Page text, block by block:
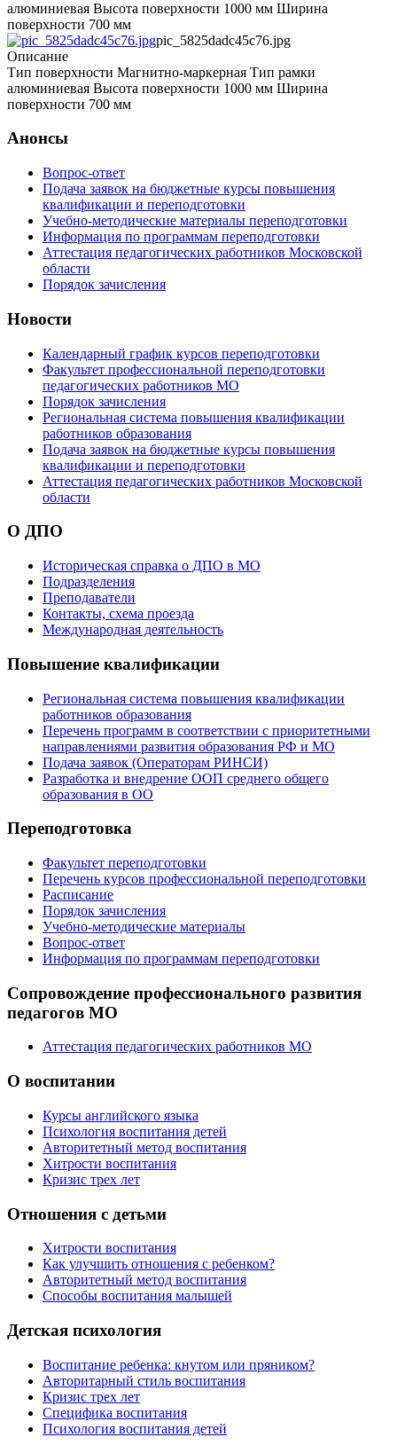
алюминиевая Высота поверхности 1000 мм Ширина
поверхности 700 мм
pic_5825dadc45c76.jpg
Описание
Тип поверхности Магнитно-маркерная Тип рамки
алюминиевая Высота поверхности 1000 мм Ширина
поверхности 700 мм
Анонсы
Вопрос-ответ
Подача заявок на бюджетные курсы повышения
квалификации и переподготовки
Учебно-методические материалы переподготовки
Информация по программам переподготовки
Аттестация педагогических работников Московской
области
Порядок зачисления
Новости
Календарный график курсов переподготовки
Факультет профессиональной переподготовки
педагогических работников МО
Порядок зачисления
Региональная система повышения квалификации
работников образования
Подача заявок на бюджетные курсы повышения
квалификации и переподготовки
Аттестация педагогических работников Московской
области
О ДПО
Историческая справка о ДПО в МО
Подразделения
Преподаватели
Контакты, схема проезда
Международная деятельность
Повышение квалификации
Региональная система повышения квалификации
работников образования
Перечень программ в соответствии с приоритетными
направлениями развития образования РФ и МО
Подача заявок (Операторам РИНСИ)
Разработка и внедрение ООП среднего общего
образования в ОО
Переподготовка
Факультет переподготовки
Перечень курсов профессиональной переподготовки
Расписание
Порядок зачисления
Учебно-методические материалы
Вопрос-ответ
Информация по программам переподготовки
Сопровождение профессионального развития
педагогов МО
Аттестация педагогических работников МО
О воспитании
Курсы английского языка
Психология воспитания детей
Авторитетный метод воспитания
Хитрости воспитания
Кризис трех лет
Отношения с детьми
Хитрости воспитания
Как улучшить отношения с ребенком?
Авторитетный метод воспитания
Способы воспитания малышей
Детская психология
Воспитание ребенка: кнутом или пряником?
Авторитарный стиль воспитания
Кризис трех лет
Специфика воспитания
Психология воспитания детей